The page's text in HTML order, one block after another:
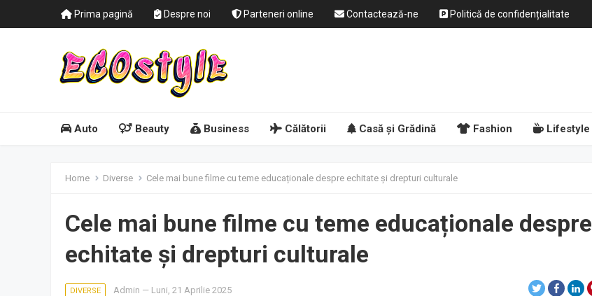
Prima pagină Despre noi Parteneri online Contactează-ne Politică de confidențialitate
Auto Beauty Business Călătorii Casă și Grădină Fashion Lifestyle
Home Diverse Cele mai bune filme cu teme educaționale despre echitate și drepturi culturale
Cele mai bune filme cu teme educaționale despre
echitate și drepturi culturale
DIVERSE Admin — Luni, 21 Aprilie 2025